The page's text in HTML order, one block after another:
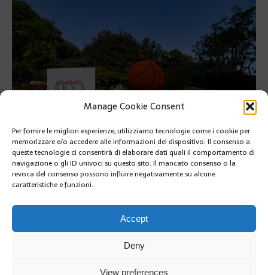
Manage Cookie Consent
Per fornire le migliori esperienze, utilizziamo tecnologie come i cookie per
memorizzare e/o accedere alle informazioni del dispositivo. Il consenso a
queste tecnologie ci consentirà di elaborare dati quali il comportamento di
navigazione o gli ID univoci su questo sito. Il mancato consenso o la
revoca del consenso possono influire negativamente su alcune
caratteristiche e funzioni.
Accept
Deny
View preferences
Monaco Capitale Mondiale dello Sport 2025… in fiore
Monaco Capitale Mondiale dello Sport 2025… in fiore